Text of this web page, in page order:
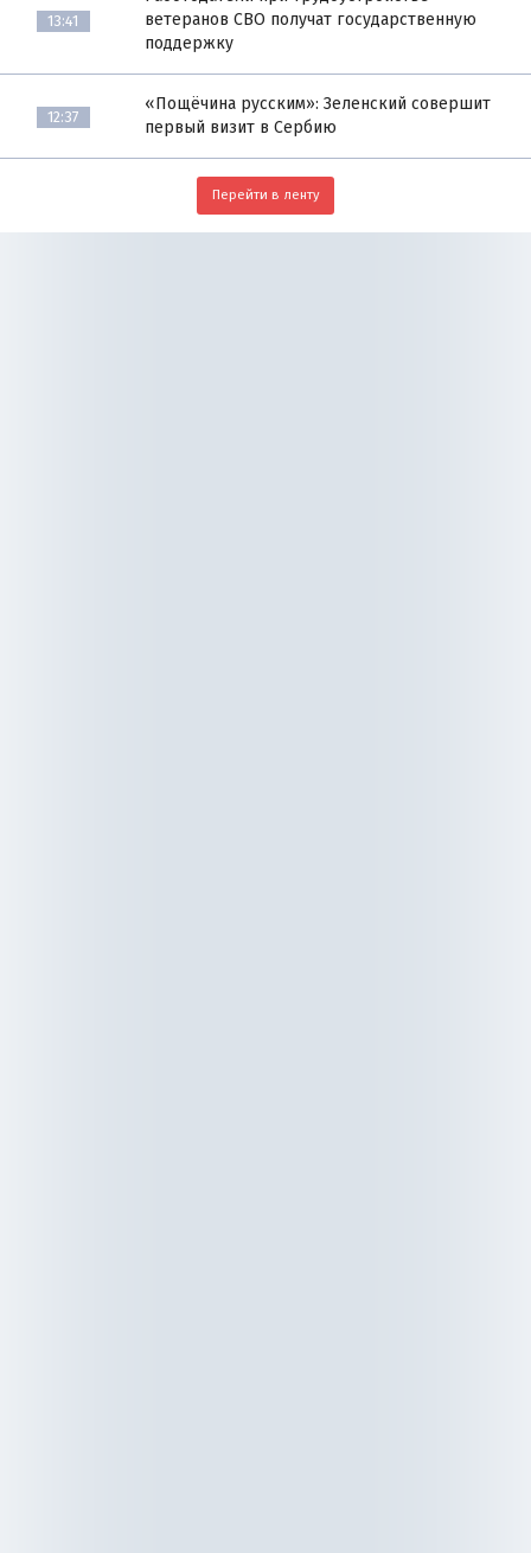
13:41
ветеранов СВО получат государственную
поддержку
12:37
«Пощёчина русским»: Зеленский совершит
первый визит в Сербию
Перейти в ленту